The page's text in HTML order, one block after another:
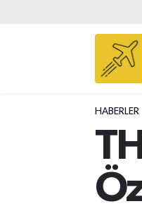
HABERLER
Sivil Havacılık